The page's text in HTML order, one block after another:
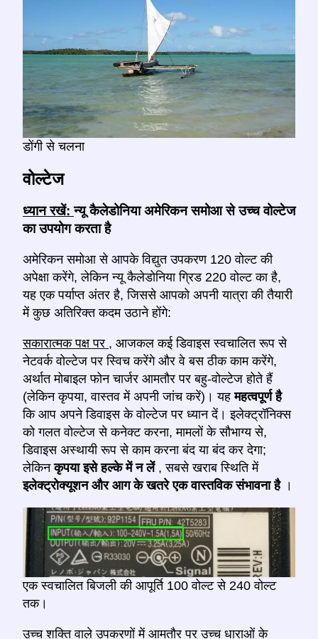
डोंगी से चलना
वोल्टेज
ध्यान रखें:न्यू कैलेडोनिया अमेरिकन समोआ से उच्च वोल्टेज
का उपयोग करता है
अमेरिकन समोआ से आपके विद्युत उपकरण 120 वोल्ट की
अपेक्षा करेंगे, लेकिन न्यू कैलेडोनिया ग्रिड 220 वोल्ट का है,
यह एक पर्याप्त अंतर है, जिससे आपको अपनी यात्रा की तैयारी
में कुछ अतिरिक्त कदम उठाने होंगे:
सकारात्मक पक्ष पर , आजकल कई डिवाइस स्वचालित रूप से
नेटवर्क वोल्टेज पर स्विच करेंगे और वे बस ठीक काम करेंगे,
अर्थात मोबाइल फोन चार्जर आमतौर पर बहु-वोल्टेज होते हैं
(लेकिन कृपया, वास्तव में अपनी जांच करें)। यहमहत्वपूर्ण है
कि आप अपने डिवाइस के वोल्टेज पर ध्यान दें। इलेक्ट्रॉनिक्स
को गलत वोल्टेज से कनेक्ट करना, मामलों के सौभाग्य से,
डिवाइस अस्थायी रूप से काम करना बंद या बंद कर देगा;
लेकिनकृपया इसे हल्के में न लें , सबसे खराब स्थिति में
इलेक्ट्रोक्यूशन और आग के खतरे एक वास्तविक संभावना है ।
एक स्वचालित बिजली की आपूर्ति 100 वोल्ट से 240 वोल्ट
तक।
उच्च शक्ति वाले उपकरणों में आमतौर परउच्च धाराओं के